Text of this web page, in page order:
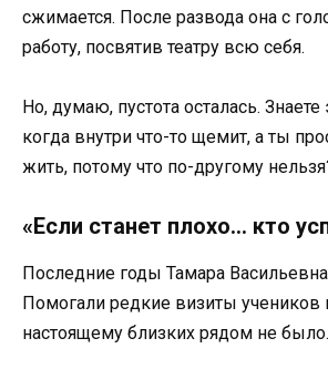
сжимается. После развода она с
работу, посвятив театру всю себя.
Но, думаю, пустота осталась. Знаете
когда внутри что-то щемит, а ты
жить, потому что по-другому
«Если станет плохо… кто
Последние годы Тамара
Помогали редкие визиты учеников
настоящему близких рядом не было.